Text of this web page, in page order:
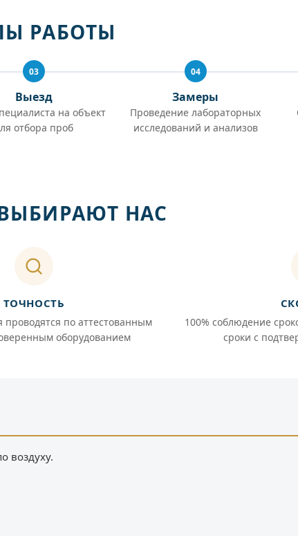
РАБОТЫ
03
Выезд
на объект
отбора проб
04
Замеры
Проведение лабораторных
исследований и анализов
НАС
ТОЧНОСТЬ
проводятся по аттестованным
оборудованием
100% соблюдение
сроки с
воздуху.